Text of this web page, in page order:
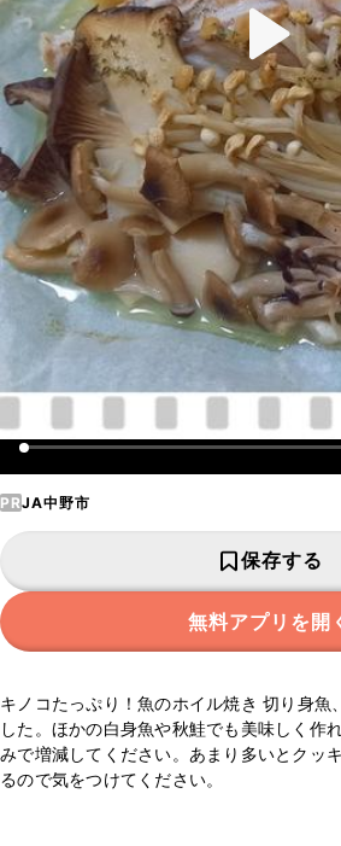
PRJA中野市
保存する
無料アプリを開
キノコたっぷり！魚のホイル焼き 切り身魚
した。ほかの白身魚や秋鮭でも美味しく作
みで増減してください。あまり多いとクッ
るので気をつけてください。